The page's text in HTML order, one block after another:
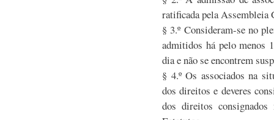
ratificada pela Assembleia
§ 3.º Consideram-se no
admitidos há pelo menos
dia e não se encontrem
§ 4.º Os associados na
dos direitos e deveres
dos direitos